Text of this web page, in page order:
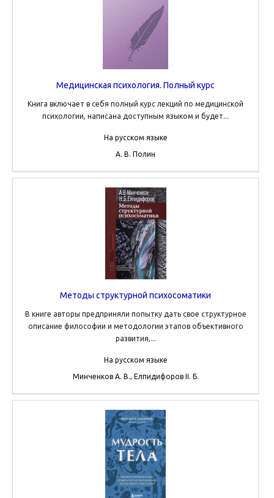
Медицинская психология. Полный курс
Книга включает в себя полный курс лекций по медицинской
психологии, написана доступным языком и будет...
На русском языке
А. В. Полин
Методы структурной психосоматики
В книге авторы предприняли попытку дать свое структурное
описание философии и методологии этапов объективного
развития,...
На русском языке
Минченков А. В., Елпидифоров II. Б.